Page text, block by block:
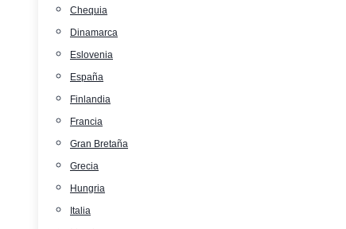
Chequia
Dinamarca
Eslovenia
España
Finlandia
Francia
Gran Bretaña
Grecia
Hungria
Italia